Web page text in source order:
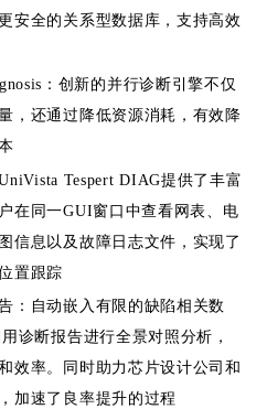
安全的关系型数据库，支持高效
：创新的并行诊断引擎不仅
，还通过降低资源消耗，有效降
Tespert DIAG提供了丰富
在同一GUI窗口中查看网表、电
信息以及故障日志文件，实现了
置跟踪
：自动嵌入有限的缺陷相关数
诊断报告进行全景对照分析，
效率。同时助力芯片设计公司和
加速了良率提升的过程